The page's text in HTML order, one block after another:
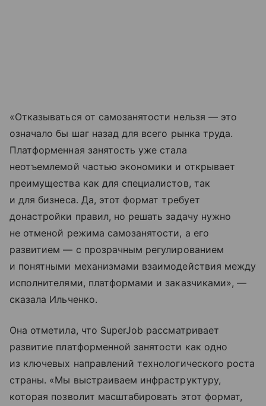
«Отказываться от самозанятости нельзя — это
означало бы шаг назад для всего рынка труда.
Платформенная занятость уже стала
неотъемлемой частью экономики и открывает
преимущества как для специалистов, так
и для бизнеса. Да, этот формат требует
донастройки правил, но решать задачу нужно
не отменой режима самозанятости, а его
развитием — с прозрачным регулированием
и понятными механизмами взаимодействия между
исполнителями, платформами и заказчиками», —
сказала Ильченко.
Она отметила, что SuperJob рассматривает
развитие платформенной занятости как одно
из ключевых направлений технологического роста
страны. «Мы выстраиваем инфраструктуру,
которая позволит масштабировать этот формат,